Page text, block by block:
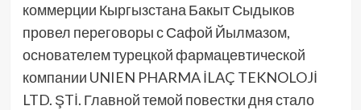
коммерции Кыргызстана Бакыт Сыдыков
провел переговоры с Сафой Йылмазом,
основателем турецкой фармацевтической
компании UNIEN PHARMA İLAÇ TEKNOLOJİ
LTD. ŞTİ. Главной темой повестки дня стало